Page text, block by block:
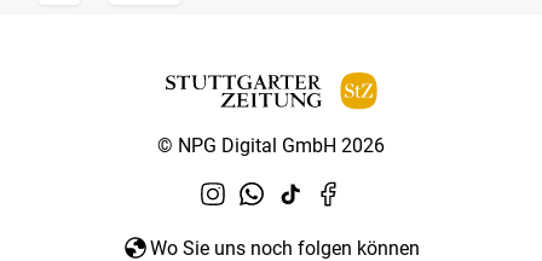
© NPG Digital GmbH 2026
Wo Sie uns noch folgen können